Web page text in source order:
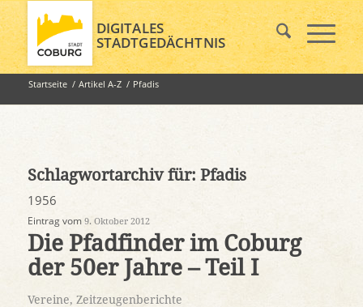
DIGITALES
STADTGEDÄCHTNIS
Startseite / Artikel A-Z / Pfadis
Schlagwortarchiv für: Pfadis
1956
Eintrag vom 9. Oktober 2012
Die Pfadfinder im Coburg
der 50er Jahre – Teil I
Vereine, Zeitzeugenberichte